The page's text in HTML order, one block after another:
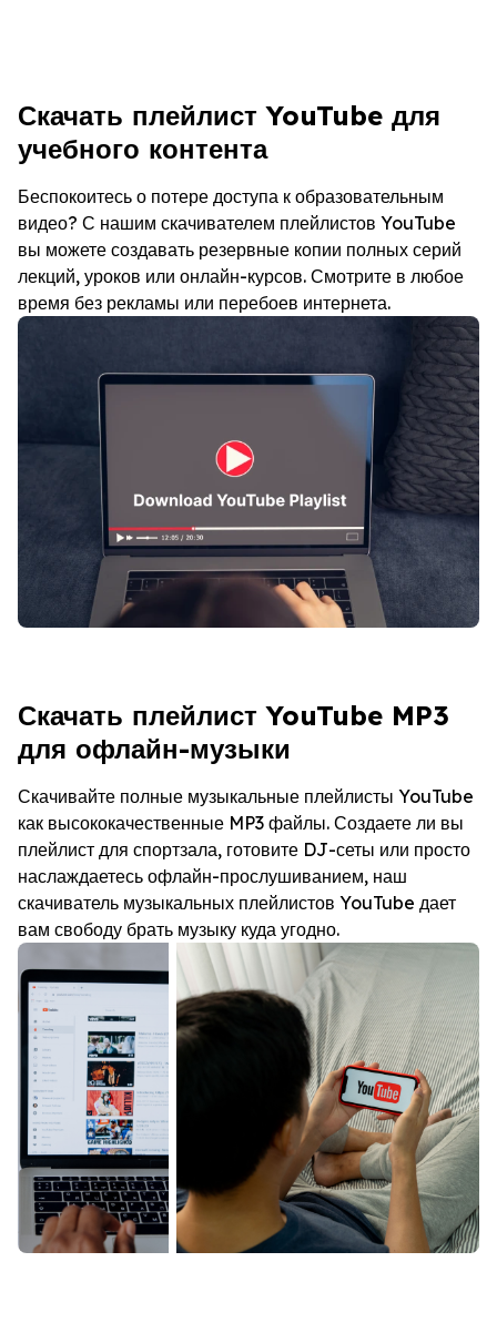
Скачать плейлист YouTube для
учебного контента
Беспокоитесь о потере доступа к образовательным
видео? С нашим скачивателем плейлистов YouTube
вы можете создавать резервные копии полных серий
лекций, уроков или онлайн-курсов. Смотрите в любое
время без рекламы или перебоев интернета.
Скачать плейлист YouTube MP3
для офлайн-музыки
Скачивайте полные музыкальные плейлисты YouTube
как высококачественные MP3 файлы. Создаете ли вы
плейлист для спортзала, готовите DJ-сеты или просто
наслаждаетесь офлайн-прослушиванием, наш
скачиватель музыкальных плейлистов YouTube дает
вам свободу брать музыку куда угодно.